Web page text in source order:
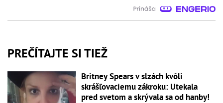
PREČÍTAJTE SI TIEŽ
Britney Spears v slzách kvôli
skrášľovaciemu zákroku: Utekala
pred svetom a skrývala sa od hanby!